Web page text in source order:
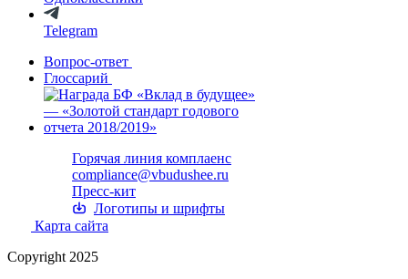
Telegram
Вопрос-ответ
Глоссарий
Горячая линия комплаенс
compliance@vbudushee.ru
Пресс-кит
Логотипы и шрифты
Карта сайта
Copyright 2025